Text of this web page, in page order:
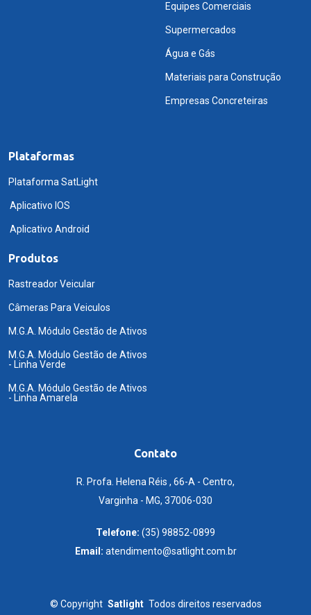
Equipes Comerciais
Supermercados
Água e Gás
Materiais para Construção
Empresas Concreteiras
Plataformas
Plataforma SatLight
Aplicativo IOS
Aplicativo Android
Produtos
Rastreador Veicular
Câmeras Para Veiculos
M.G.A. Módulo Gestão de Ativos
M.G.A. Módulo Gestão de Ativos
- Linha Verde
M.G.A. Módulo Gestão de Ativos
- Linha Amarela
Contato
R. Profa. Helena Réis , 66-A - Centro,
Varginha - MG, 37006-030
Telefone: (35) 98852-0899
Email: atendimento@satlight.com.br
© Copyright Satlight Todos direitos reservados